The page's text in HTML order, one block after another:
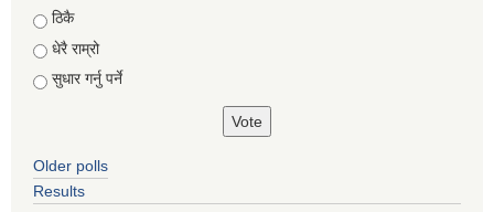
Choices
ठिकै
धेरै राम्रो
सुधार गर्नु पर्ने
Older polls
Results